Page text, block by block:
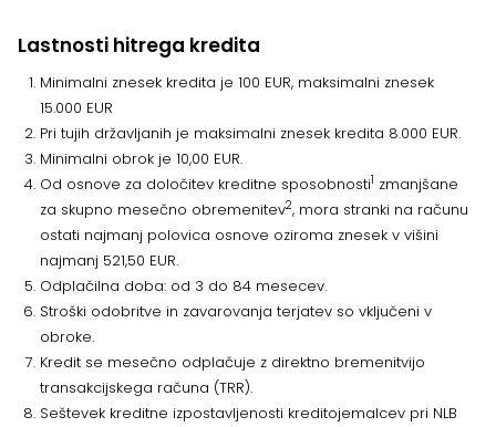
Lastnosti hitrega kredita
Minimalni znesek kredita je 100 EUR, maksimalni znesek
15.000 EUR
Pri tujih državljanih je maksimalni znesek kredita 8.000 EUR.
Minimalni obrok je 10,00 EUR.
Od osnove za določitev kreditne sposobnosti1 zmanjšane
za skupno mesečno obremenitev2, mora stranki na računu
ostati najmanj polovica osnove oziroma znesek v višini
najmanj 521,50 EUR.
Odplačilna doba: od 3 do 84 mesecev.
Stroški odobritve in zavarovanja terjatev so vključeni v
obroke.
Kredit se mesečno odplačuje z direktno bremenitvijo
transakcijskega računa (TRR).
Seštevek kreditne izpostavljenosti kreditojemalcev pri NLB